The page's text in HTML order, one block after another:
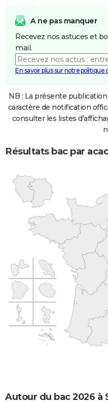
A ne pas manquer
Recevez nos astuces et
mail.
En savoir plus sur notre politique
NB : La présente
caractère de notification
consulter les listes
Résultats bac par
Autour du bac 2026 à